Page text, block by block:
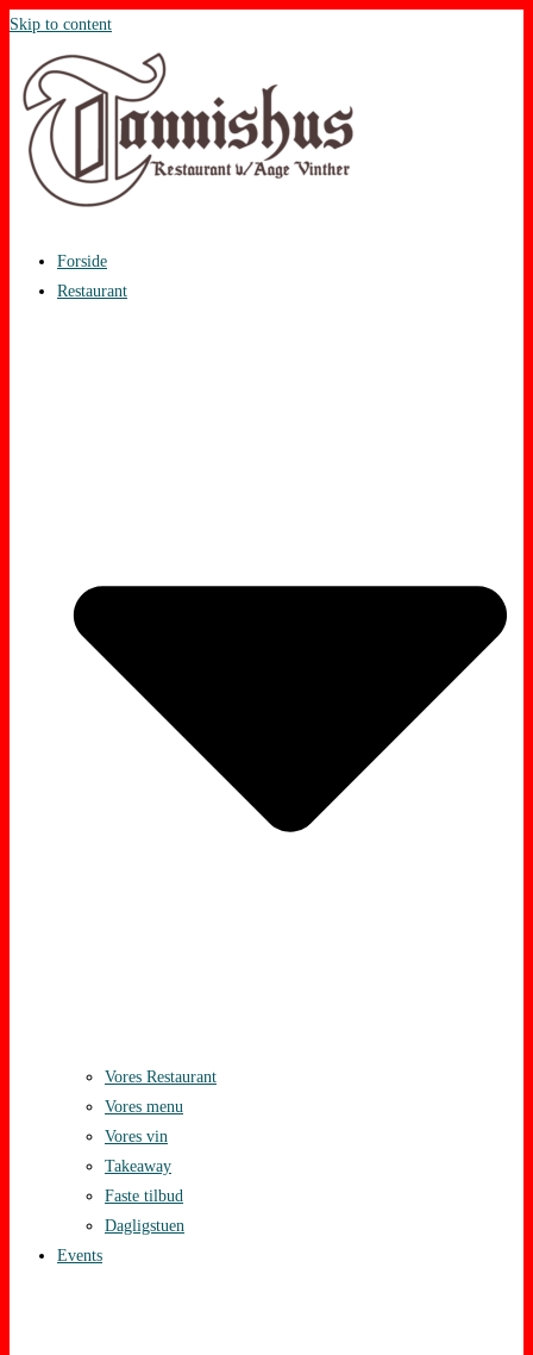
Skip to content
Forside
Restaurant
Vores Restaurant
Vores menu
Vores vin
Takeaway
Faste tilbud
Dagligstuen
Events